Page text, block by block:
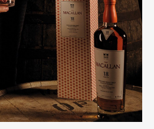
Magazine
About
Meet